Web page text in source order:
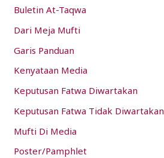
:Buletin At-Taqwa
Dari Meja Mufti
Garis Panduan
Kenyataan Media
Keputusan Fatwa Diwartakan
Keputusan Fatwa Tidak Diwartakan
Mufti Di Media
Poster/Pamphlet